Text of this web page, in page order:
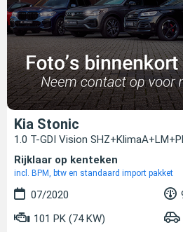
Kia Stonic
1.0 T-GDI Vision
Rijklaar op kenteken
incl. BPM, btw en standaard import pakket
07/2020
101 PK (74 KW)